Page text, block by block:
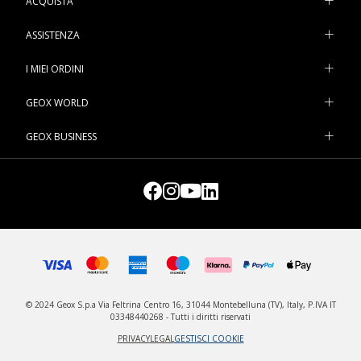
ASSISTENZA
I MIEI ORDINI
GEOX WORLD
GEOX BUSINESS
© 2024 Geox S.p.a Via Feltrina Centro 16, 31044 Montebelluna (TV), Italy, P.IVA IT
03348440268 - Tutti i diritti riservati
PRIVACYLEGAL GESTISCI COOKIE